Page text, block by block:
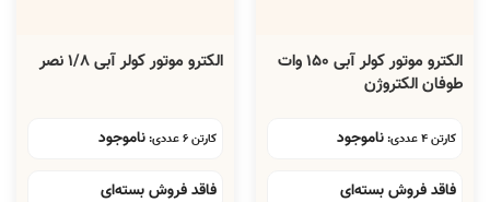
الکترو موتور کولر آبی 150 وات
طوفان الکتروژن
کارتن 4 عددی: ناموجود
فاقد فروش بسته‌ای
الکترو موتور کولر آبی 1/8 نصر
کارتن 6 عددی: ناموجود
فاقد فروش بسته‌ای